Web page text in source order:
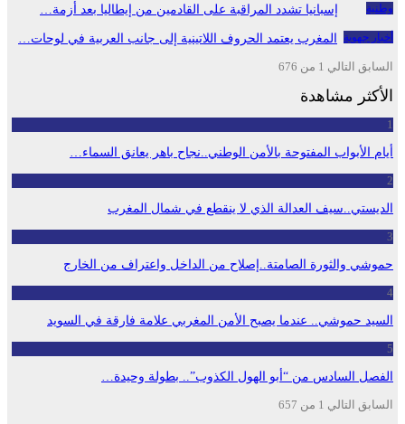
وطنية إسبانيا تشدد المراقبة على القادمين من إيطاليا بعد أزمة…
أخبار جهوية المغرب يعتمد الحروف اللاتينية إلى جانب العربية في لوحات…
السابق التالي 1 من 676
الأكثر مشاهدة
أيام الأبواب المفتوحة بالأمن الوطني..نجاح باهر يعانق السماء…
الديستي..سيف العدالة الذي لا ينقطع في شمال المغرب
حموشي والثورة الصامتة..إصلاح من الداخل واعتراف من الخارج
السيد حموشي.. عندما يصبح الأمن المغربي علامة فارقة في السويد
الفصل السادس من “أبو الهول الكذوب”.. بطولة وحيدة…
السابق التالي 1 من 657